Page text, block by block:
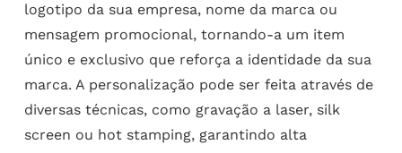
logotipo da sua empresa, nome da marca ou
mensagem promocional, tornando-a um item
único e exclusivo que reforça a identidade da sua
marca. A personalização pode ser feita através de
diversas técnicas, como gravação a laser, silk
screen ou hot stamping, garantindo alta